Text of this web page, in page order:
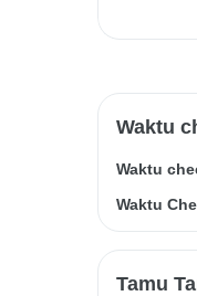
Waktu
Waktu
Waktu
Tamu